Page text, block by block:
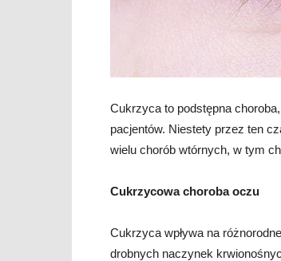
Cukrzyca to podstępna
pacjentów. Niestety przez ten
wielu chorób wtórnych, w tym
Cukrzycowa choroba oczu
Cukrzyca wpływa na
drobnych naczynek